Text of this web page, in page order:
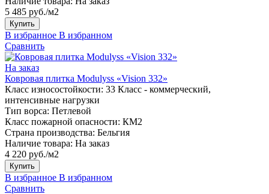
5 485 руб./м2
Купить
В избранное В избранном
Сравнить
На заказ
Ковровая плитка Modulyss «Vision 332»
Класс износостойкости: 33 Класс - коммерческий,
интенсивные нагрузки
Тип ворса: Петлевой
Класс пожарной опасности: КМ2
Страна производства: Бельгия
Наличие товара: На заказ
4 220 руб./м2
Купить
В избранное В избранном
Сравнить